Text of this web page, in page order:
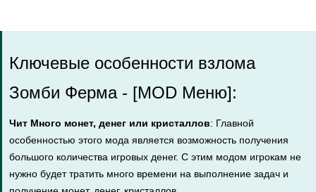
Ключевые особенности взлома
Зомби Ферма - [MOD Меню]:
Чит Много монет, денег или кристаллов: Главной
особенностью этого мода является возможность получения
большого количества игровых денег. С этим модом игрокам не
нужно будет тратить много времени на выполнение задач и